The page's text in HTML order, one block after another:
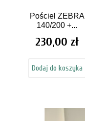
Pościel ZEBRA
140/200 +...
Cena
230,00 zł
Dodaj do koszyka